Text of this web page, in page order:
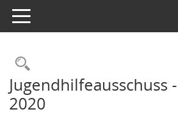
Toggle navigation
Rechercheauswahl
Jugendhilfeausschuss
2020